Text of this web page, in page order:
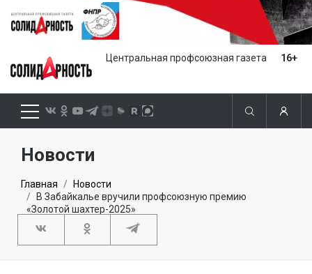
Центральная профсоюзная газета 16+
Новости
Главная
Новости
В Забайкалье вручили профсоюзную премию
«Золотой шахтер-2025»